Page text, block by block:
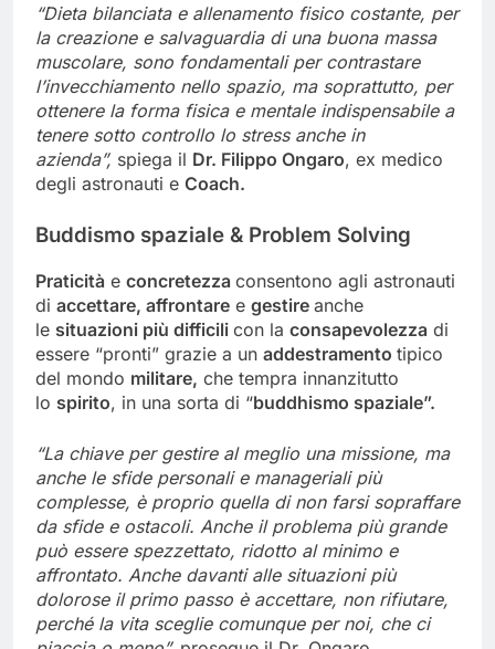
“Dieta bilanciata e allenamento fisico costante, per
la creazione e salvaguardia di una buona massa
muscolare, sono fondamentali per contrastare
l’invecchiamento nello spazio, ma soprattutto, per
ottenere la forma fisica e mentale indispensabile a
tenere sotto controllo lo stress anche in
azienda”, spiega il Dr. Filippo Ongaro, ex medico
degli astronauti e Coach.
Buddismo spaziale & Problem Solving
Praticità e concretezza consentono agli astronauti
di accettare, affrontare e gestire anche
le situazioni più difficili con la consapevolezza di
essere “pronti” grazie a un addestramento tipico
del mondo militare, che tempra innanzitutto
lo spirito, in una sorta di “buddhismo spaziale”.
“La chiave per gestire al meglio una missione, ma
anche le sfide personali e manageriali più
complesse, è proprio quella di non farsi sopraffare
da sfide e ostacoli. Anche il problema più grande
può essere spezzettato, ridotto al minimo e
affrontato. Anche davanti alle situazioni più
dolorose il primo passo è accettare, non rifiutare,
perché la vita sceglie comunque per noi, che ci